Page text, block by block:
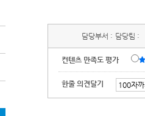
담당부서 : 담당팀 :
컨텐츠 만족도 평가
한줄 의견달기